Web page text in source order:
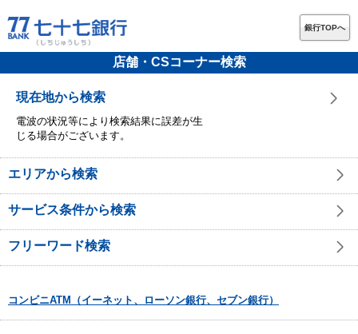
銀行TOPへ
店舗・CSコーナー検索
現在地から検索
電波の状況等により検索結果に誤差が生
じる場合がございます。
エリアから検索
サービス条件から検索
フリーワード検索
コンビニATM（イーネット、ローソン銀行、セブン銀行）